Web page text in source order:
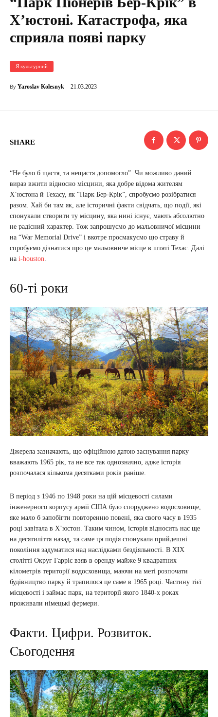
Х’юстоні. Катастрофа, яка
сприяла появі парку
Я культурний
By Yaroslav Kolesnyk 21.03.2023
SHARE
“Не було б щастя, та нещастя допомогло”. Чи можливо даний
вираз вжити відносно місцини, яка добре відома жителям
Х’юстона й Техасу, як “Парк Бер-Крік”, спробуємо розібратися
разом. Хай би там як, але історичні факти свідчать, що події, які
спонукали створити ту місцину, яка нині існує, мають абсолютно
не радісний характер. Тож запрошуємо до мальовничої місцини
на “War Memorial Drive” і вкотре просмакуємо цю страву й
спробуємо дізнатися про це мальовниче місце в штаті Техас. Далі
на i-houston.
60-ті роки
Джерела зазначають, що офіційною датою заснування парку
вважають 1965 рік, та не все так однозначно, адже історія
розпочалася кількома десятками років раніше.
В період з 1946 по 1948 роки на цій місцевості силами
інженерного корпусу армії США було споруджено водосховище,
яке мало б запобігти повторенню повені, яка свого часу в 1935
році завітала в Х’юстон. Таким чином, історія відносить нас ще
на десятиліття назад, та саме ця подія спонукала прийдешні
покоління задуматися над наслідками бездіяльності. В ХІХ
столітті Округ Гарріс взяв в оренду майже 9 квадратних
кілометрів території водосховища, маючи на меті розпочати
будівництво парку й трапилося це саме в 1965 році. Частину тієї
місцевості і займає парк, на території якого 1840-х роках
проживали німецькі фермери.
Факти. Цифри. Розвиток.
Сьогодення